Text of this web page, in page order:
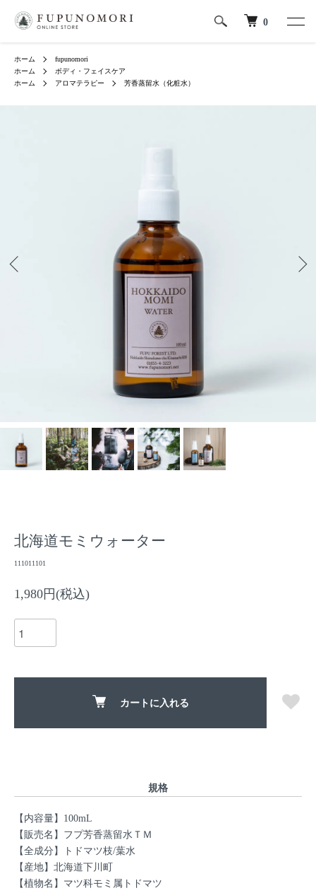
0
ホーム
fupunomori
ホーム
ボディ・フェイスケア
ホーム
アロマテラピー 芳香蒸留水（化粧水）
北海道モミウォーター
111011101
1,980円(税込)
カートに入れる
規格
【内容量】100mL
【販売名】フプ芳香蒸留水ＴＭ
【全成分】トドマツ枝/葉水
【産地】北海道下川町
【植物名】マツ科モミ属トドマツ